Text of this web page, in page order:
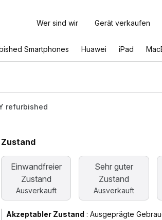
Wer sind wir Gerät verkaufen
Smartphones Huawei iPad
refurbished
Zustand
Einwandfreier
Zustand
Ausverkauft
Sehr guter
Zustand
Ausverkauft
Akzeptabler Zustand : Ausgeprägte